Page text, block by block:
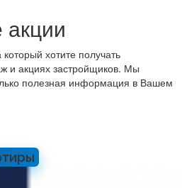
хотите получать
и акциях застройщиков. Мы
полезная информация в Вашем